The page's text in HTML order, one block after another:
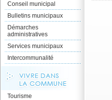
Conseil municipal
Bulletins municipaux
Démarches
administratives
Services municipaux
Intercommunalité
Tourisme